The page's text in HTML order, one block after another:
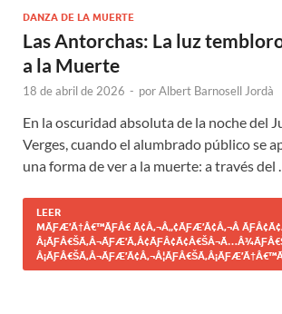
DANZA DE LA MUERTE
Las Antorchas: La luz
a la Muerte
18 de abril de 2026 - porAlbert Barnosell Jordà
En la oscuridad absoluta de la noche del
Verges, cuando el alumbrado público se
una forma de ver a la muerte: a través del …
LEER
MÃƑÆ’Ã†Â€™ÃƑÂ€ Ã¢Â‚¬Â„¢ÃƑÆ’Ã¢Â‚¬Â